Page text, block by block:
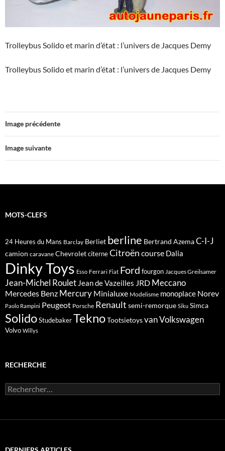
Trolleybus Solido et marin d’état : l’univers de Jacques Demy
Trolleybus Solido et marin d’état : l’univers de Jacques Demy
Image précédente
Image suivante
MOTS-CLEFS
24 Heures du Mans Barclay Berliet berline Bertrand AzemaC-I-J
camion caravane ChevroletciterneCitroën course Dalia
Dinky Toys Esso Ferrari Fiat Ford fourgon Jacques Greilsamer
Jean-Michel Roulet Jean de Vazeilles JRD Meccano
Mercedes Benz Mercury Minialuxe Modelisme monoplace Norev
Paolo Rampini Peugeot Porsche Renault semi-remorque Siku Simca
SolidoStudebakerTeknoTootsietoysvanVolkswagen
Volvo Willys
RECHERCHE
Rechercher :